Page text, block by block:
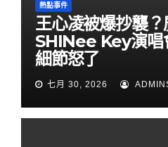
熱點事件
王心凌被爆抄襲
SHINee Key演
細節怒了
七月 30, 2026